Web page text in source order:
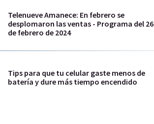
Telenueve Amanece: En febrero se
desplomaron las ventas - Programa del 26
de febrero de 2024
Tips para que tu celular gaste menos de
batería y dure más tiempo encendido